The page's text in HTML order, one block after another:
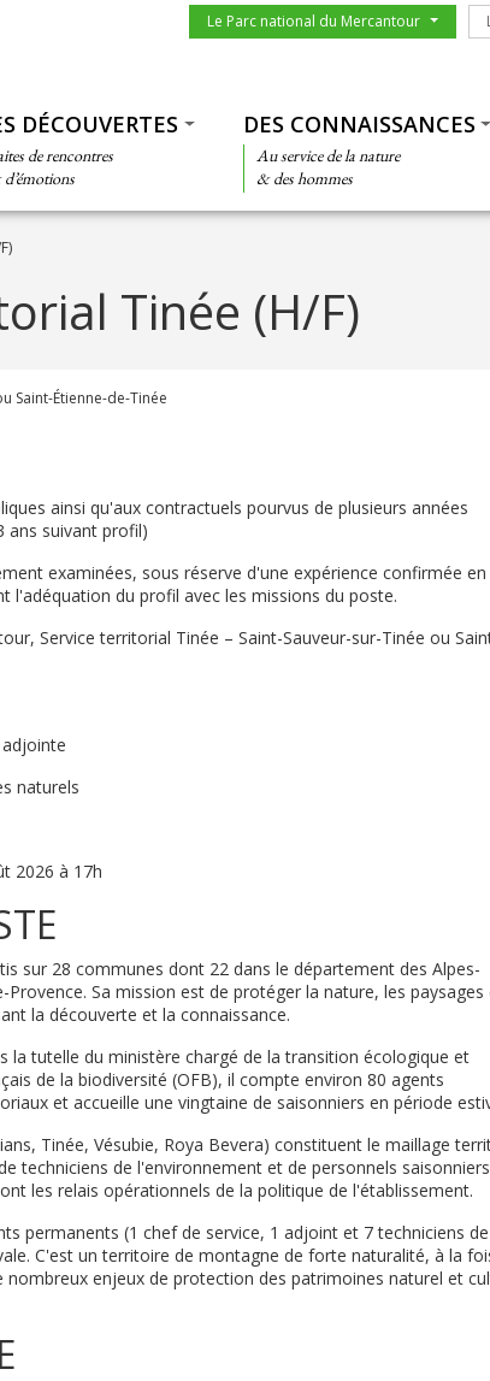
Menu du parc
Le Parc national du Mercantour
DÉCOUVERTES
de rencontres
DES CONNAISSANCES
Au service de la nature
& des hommes
Tinée (H/F)
Saint-Étienne-de-Tinée
ainsi qu'aux contractuels pourvus de plusieurs années
ans suivant profil)
examinées, sous réserve d'une expérience confirmée en
du profil avec les missions du poste.
Service territorial Tinée – Saint-Sauveur-sur-Tinée ou
naturels
2026 à 17h
sur 28 communes dont 22 dans le département des Alpes-
Sa mission est de protéger la nature, les paysages
la découverte et la connaissance.
la tutelle du ministère chargé de la transition écologique et
de la biodiversité (OFB), il compte environ 80 agents
et accueille une vingtaine de saisonniers en période
Tinée, Vésubie, Roya Bevera) constituent le maillage
techniciens de l'environnement et de personnels saisonniers
les relais opérationnels de la politique de l'établissement.
permanents (1 chef de service, 1 adjoint et 7 techniciens de
C'est un territoire de montagne de forte naturalité, à la
enjeux de protection des patrimoines naturel et